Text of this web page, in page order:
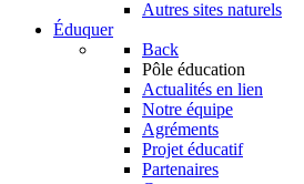
Autres sites naturels
Éduquer
Back
Pôle éducation
Actualités en lien
Notre équipe
Agréments
Projet éducatif
Partenaires